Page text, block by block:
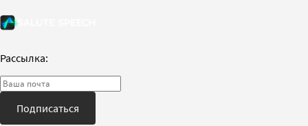
Рассылка:
Подписаться